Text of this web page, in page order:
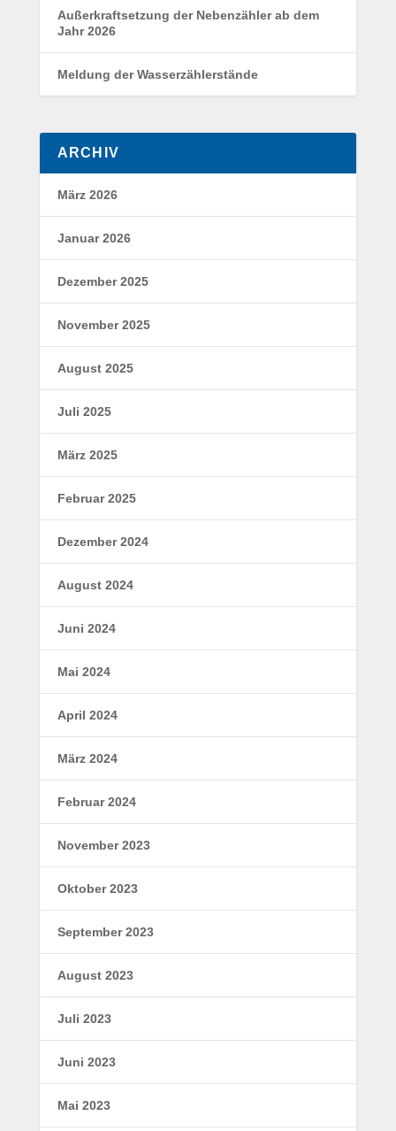
Außerkraftsetzung der Nebenzähler ab dem
Jahr 2026
Meldung der Wasserzählerstände
ARCHIV
März 2026
Januar 2026
Dezember 2025
November 2025
August 2025
Juli 2025
März 2025
Februar 2025
Dezember 2024
August 2024
Juni 2024
Mai 2024
April 2024
März 2024
Februar 2024
November 2023
Oktober 2023
September 2023
August 2023
Juli 2023
Juni 2023
Mai 2023